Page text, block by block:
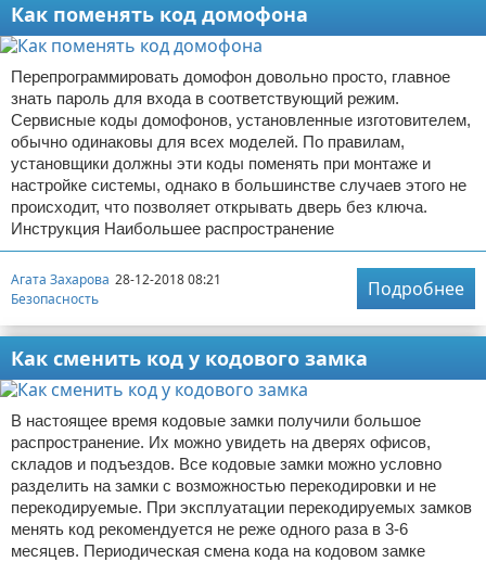
Как поменять код домофона
Перепрограммировать домофон довольно просто, главное
знать пароль для входа в соответствующий режим.
Сервисные коды домофонов, установленные изготовителем,
обычно одинаковы для всех моделей. По правилам,
установщики должны эти коды поменять при монтаже и
настройке системы, однако в большинстве случаев этого не
происходит, что позволяет открывать дверь без ключа.
Инструкция Наибольшее распространение
Агата Захарова 28-12-2018 08:21
Безопасность
Подробнее
Как сменить код у кодового замка
В настоящее время кодовые замки получили большое
распространение. Их можно увидеть на дверях офисов,
складов и подъездов. Все кодовые замки можно условно
разделить на замки с возможностью перекодировки и не
перекодируемые. При эксплуатации перекодируемых замков
менять код рекомендуется не реже одного раза в 3-6
месяцев. Периодическая смена кода на кодовом замке